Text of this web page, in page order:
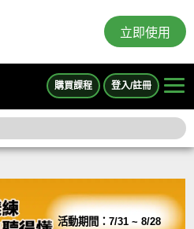
立即使用
購買課程 登入/註冊
活動期間：7/31 ~ 8/28